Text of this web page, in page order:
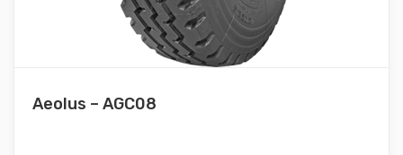
Aeolus – AGC08